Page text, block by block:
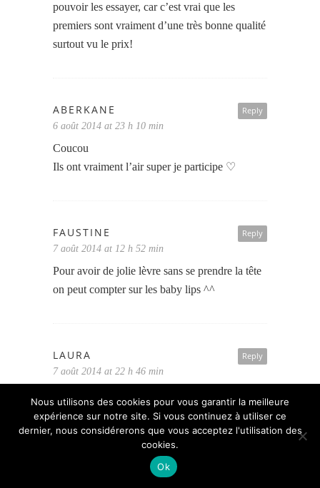
pouvoir les essayer, car c’est vrai que les
premiers sont vraiment d’une très bonne qualité
surtout vu le prix!
Reply
ABERKANE
6 août 2014 at 23 h 10 min
Coucou
Ils ont vraiment l’air super je participe ♡
Reply
FAUSTINE
7 août 2014 at 12 h 52 min
Pour avoir de jolie lèvre sans se prendre la tête
on peut compter sur les baby lips ^^
Reply
LAURA
7 août 2014 at 22 h 46 min
volontier à se concours 🙂 J’ai liké les 2
Facebook sous le nom de « Laura Lefer » 🙂
merci beaucoup pour se concours!
Nous utilisons des cookies pour vous garantir la meilleure
expérience sur notre site. Si vous continuez à utiliser ce
dernier, nous considérerons que vous acceptez l'utilisation des
cookies.
Ok